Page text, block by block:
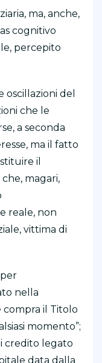
ma, anche,
cognitivo
percepito
oscillazioni del
che le
a seconda
ma il fatto
il
magari,
reale, non
vittima di
nella
compra il Titolo
momento”;
credito legato
data dalla